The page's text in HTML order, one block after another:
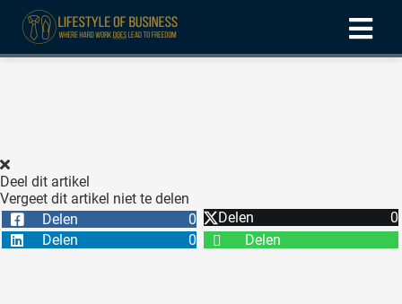
Deel dit artikel
Vergeet dit artikel niet te delen
Delen
0 Delen
0
Delen
0 Delen